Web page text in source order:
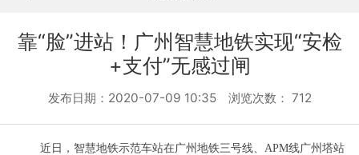
靠“脸”进站！广州智慧地铁实现“安检
+支付”无感过闸
发布日期：2020-07-09 10:35 浏览次数： 712
近日，智慧地铁示范车站在广州地铁三号线、 APM线广州塔站